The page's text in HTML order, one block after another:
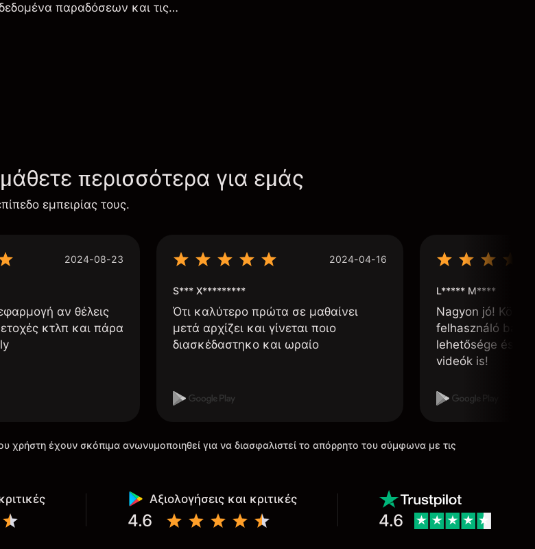
παραδόσεων και τις
περισσότερα για εμάς
εμπειρίας τους.
2024-08-23
αν θέλεις
κτλπ και πάρα
2024-04-16
S*** X*********
Ότι καλύτερο πρώτα σε μαθαίνει
μετά αρχίζει και γίνεται ποιο
διασκέδαστηκο και ωραίο
L***** M****
Nagyon jó!
felhasználó
lehetősége és,
videók is!
χρήστη έχουν σκόπιμα ανωνυμοποιηθεί για να διασφαλιστεί το απόρρητο του σύμφωνα με τις
Αξιολογήσεις και κριτικές
4.6 4.6